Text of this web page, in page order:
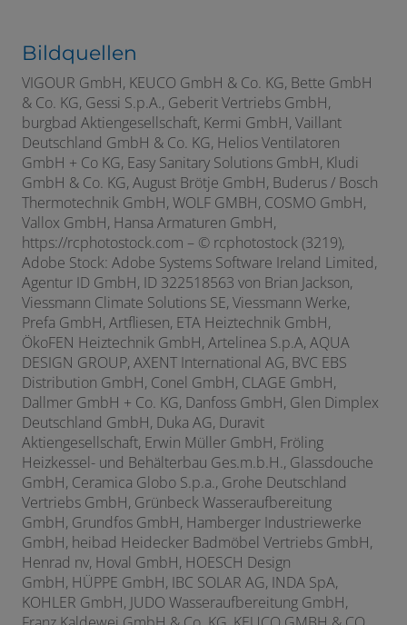
Bildquellen
VIGOUR GmbH, KEUCO GmbH & Co. KG, Bette GmbH
& Co. KG, Gessi S.p.A., Geberit Vertriebs GmbH,
burgbad Aktiengesellschaft, Kermi GmbH, Vaillant
Deutschland GmbH & Co. KG, Helios Ventilatoren
GmbH + Co KG, Easy Sanitary Solutions GmbH, Kludi
GmbH & Co. KG, August Brötje GmbH, Buderus / Bosch
Thermotechnik GmbH, WOLF GMBH, COSMO GmbH,
Vallox GmbH, Hansa Armaturen GmbH,
https://rcphotostock.com – © rcphotostock (3219),
Adobe Stock: Adobe Systems Software Ireland Limited,
Agentur ID GmbH, ID 322518563 von Brian Jackson,
Viessmann Climate Solutions SE, Viessmann Werke,
Prefa GmbH, Artfliesen, ETA Heiztechnik GmbH,
ÖkoFEN Heiztechnik GmbH,Artelinea S.p.A,AQUA
DESIGN GROUP, AXENT International AG, BVC EBS
Distribution GmbH, Conel GmbH, CLAGE GmbH,
Dallmer GmbH + Co. KG, Danfoss GmbH, Glen Dimplex
Deutschland GmbH, Duka AG, Duravit
Aktiengesellschaft, Erwin Müller GmbH, Fröling
Heizkessel- und Behälterbau Ges.m.b.H., Glassdouche
GmbH, Ceramica Globo S.p.a., Grohe Deutschland
Vertriebs GmbH, Grünbeck Wasseraufbereitung
GmbH, Grundfos GmbH, Hamberger Industriewerke
GmbH, heibad Heidecker Badmöbel Vertriebs GmbH,
Henrad nv, Hoval GmbH, HOESCH Design
GmbH, HÜPPE GmbH, IBC SOLAR AG, INDA SpA,
KOHLER GmbH, JUDO Wasseraufbereitung GmbH,